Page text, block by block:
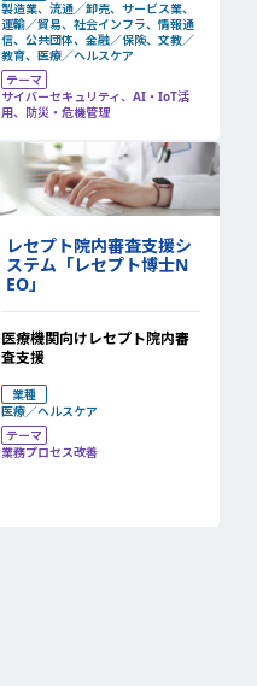
製造業、流通／卸売、サービス業、
運輸／貿易、社会インフラ、情報通
信、公共団体、金融／保険、文教／
教育、医療／ヘルスケア
テーマ
サイバーセキュリティ、AI・IoT活
用、防災・危機管理
レセプト院内審査支援シ
ステム「レセプト博士N
EO」
医療機関向けレセプト院内審
査支援
業種
医療／ヘルスケア
テーマ
業務プロセス改善